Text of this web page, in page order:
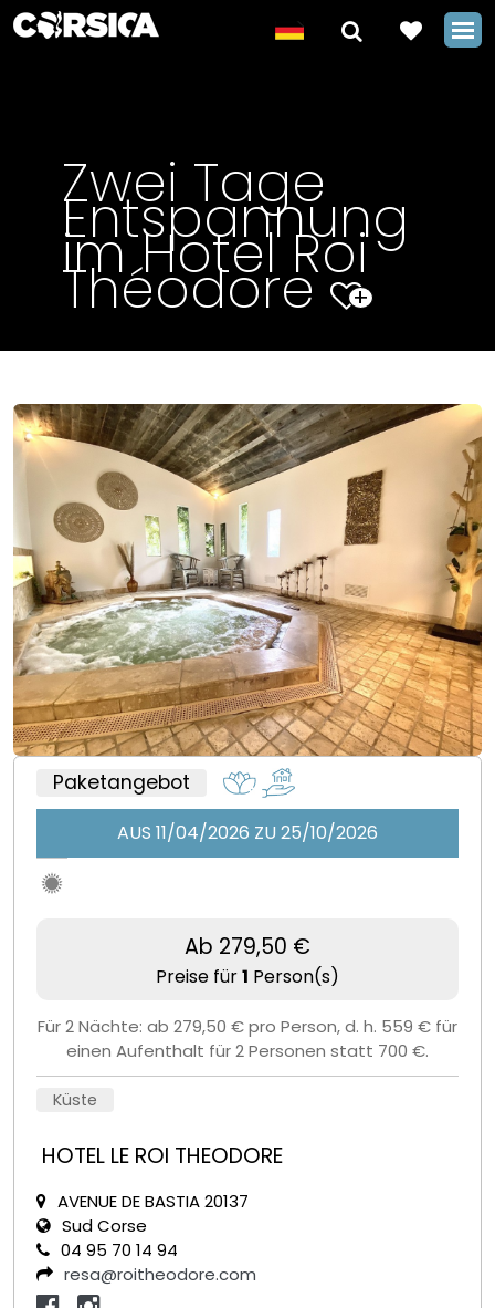
Zwei Tage
Entspannung
im Hotel Roi
Théodore +
Paketangebot
AUS 11/04/2026 ZU 25/10/2026
Ab 279,50 €
Preise für1 Person(s)
Für 2 Nächte: ab 279,50 € pro Person, d. h. 559 € für
einen Aufenthalt für 2 Personen statt 700 €.
Küste
HOTEL LE ROI THEODORE
AVENUE DE BASTIA 20137
Sud Corse
04 95 70 14 94
resa@roitheodore.com